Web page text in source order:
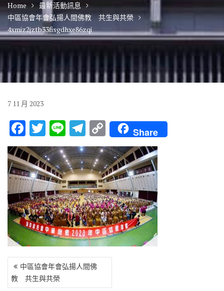
Home
最新活動訊息
中區協會年會弘揚人間佛教 共生與共榮
4xmiz2jztb33fisgdhxe86zqi
7 11 月 2023
F
ac
e
b
o
o
k
T
w
it
te
r
Li
n
e
T
el
e
gr
a
m
C
o
p
y
Li
n
k
Share
文
章
導
中區協會年會弘揚人間佛
教 共生與共榮